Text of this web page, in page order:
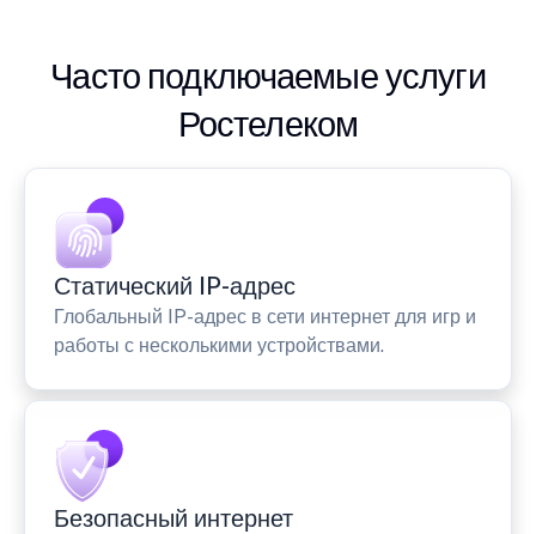
Часто подключаемые услуги
Ростелеком
Статический IP-адрес
Глобальный IP-адрес в сети интернет для игр и
работы с несколькими устройствами.
Безопасный интернет